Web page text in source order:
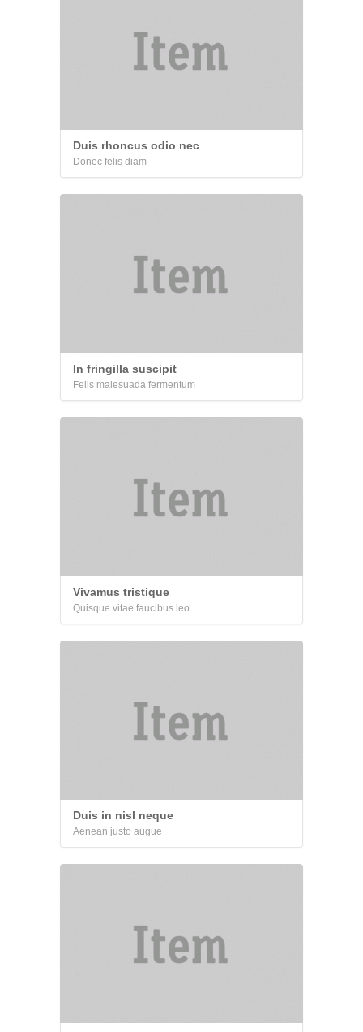
Duis rhoncus odio nec
Donec felis diam
In fringilla suscipit
Felis malesuada fermentum
Vivamus tristique
Quisque vitae faucibus leo
Duis in nisl neque
Aenean justo augue